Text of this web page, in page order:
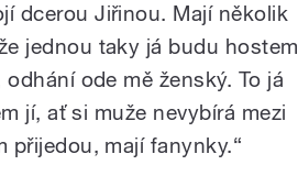
dcerou Jiřinou. Mají několik
jednou taky já budu hostem
ode mě ženský. To já
jí, ať si muže nevybírá mezi
přijedou, mají fanynky.“